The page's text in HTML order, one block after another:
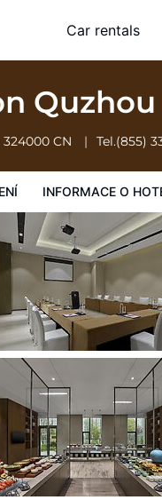
Car rentals
Quzhou
324000 CN Tel.(855)
INFORMACE O
podmínky hotelu